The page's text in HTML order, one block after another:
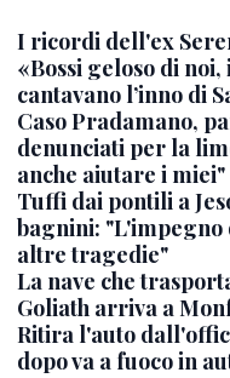
I ricordi dell'ex
«Bossi geloso di
cantavano l’inno di
Caso Pradamano,
denunciati per la
anche aiutare i miei"
Tuffi dai pontili a
bagnini:
altre tragedie"
La nave che
Goliath arriva a
Ritira l'auto
dopo va a fuoco in